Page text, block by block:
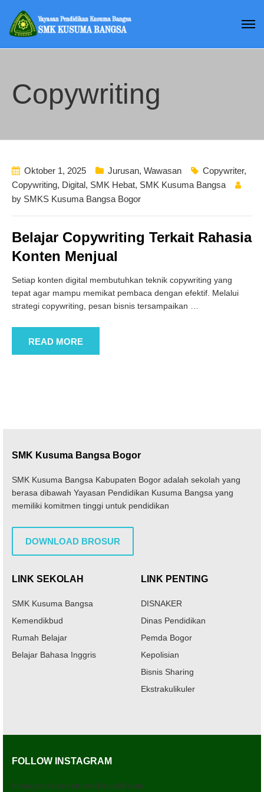
Copywriting
Oktober 1, 2025 Jurusan, Wawasan Copywriter,
Copywriting, Digital, SMK Hebat, SMK Kusuma Bangsa
by SMKS Kusuma Bangsa Bogor
Belajar Copywriting Terkait Rahasia
Konten Menjual
Setiap konten digital membutuhkan teknik copywriting yang
tepat agar mampu memikat pembaca dengan efektif. Melalui
strategi copywriting, pesan bisnis tersampaikan …
READ MORE
SMK Kusuma Bangsa Bogor
SMK Kusuma Bangsa Kabupaten Bogor adalah sekolah yang
berasa dibawah Yayasan Pendidikan Kusuma Bangsa yang
memiliki komitmen tinggi untuk pendidikan
DOWNLOAD BROSUR
LINK SEKOLAH
SMK Kusuma Bangsa
Kemendikbud
Rumah Belajar
Belajar Bahasa Inggris
LINK PENTING
DISNAKER
Dinas Pendidikan
Pemda Bogor
Kepolisian
Bisnis Sharing
Ekstrakulikuler
FOLLOW INSTAGRAM
Instagram has returned invalid data.